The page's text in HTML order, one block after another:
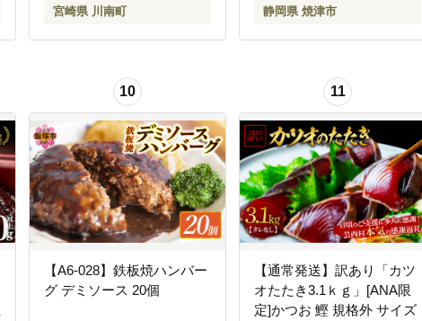
宮崎県 川南町 静岡県 焼津市
10
【A6-028】鉄板焼ハンバー
グ デミソース 20個
11
【通常発送】訳あり「カツ
オたたき3.1ｋｇ」[ANA限
定]かつお 鰹 規格外 サイズ